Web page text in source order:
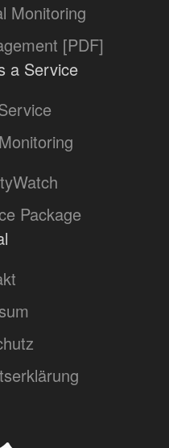
Monitoring
[PDF]
a Service
Package